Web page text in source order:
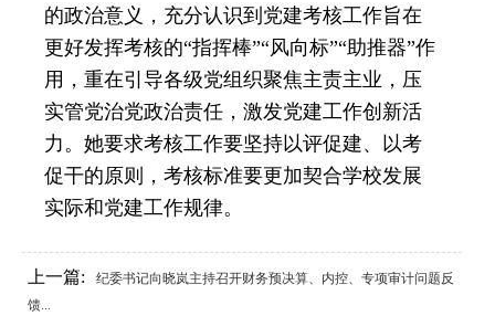
的政治意义，充分认识到党建考核工作旨在
更好发挥考核的“指挥棒”“风向标”“助推器”作
用，重在引导各级党组织聚焦主责主业，压
实管党治党政治责任，激发党建工作创新活
力。她要求考核工作要坚持以评促建、以考
促干的原则，考核标准要更加契合学校发展
实际和党建工作规律。
上一篇:
纪委书记向晓岚主持召开财务预决算、内控、专项审计问题反
馈...